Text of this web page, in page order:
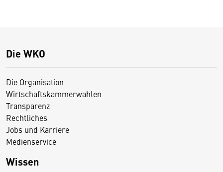
Die WKO
Die Organisation
Wirtschaftskammerwahlen
Transparenz
Rechtliches
Jobs und Karriere
Medienservice
Wissen